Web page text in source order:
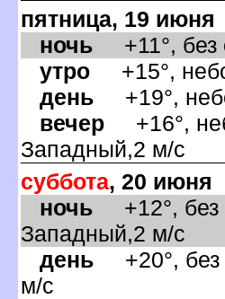
пятница, 19 июня
ночь +11°, без
утро +15°,
день +19°,
ечер +16°,
Западный,2 м/с
суббота, 20 июня
ночь +12°, без
Западный,2 м/с
день +20°, без
м/с